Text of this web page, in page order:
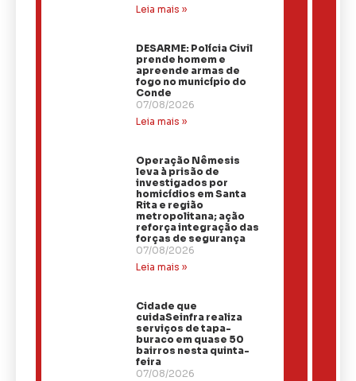
Leia mais »
DESARME: Polícia Civil
prende homem e
apreende armas de
fogo no município do
Conde
07/08/2026
Leia mais »
Operação Nêmesis
leva à prisão de
investigados por
homicídios em Santa
Rita e região
metropolitana; ação
reforça integração das
forças de segurança
07/08/2026
Leia mais »
Cidade que
cuidaSeinfra realiza
serviços de tapa-
buraco em quase 50
bairros nesta quinta-
feira
07/08/2026